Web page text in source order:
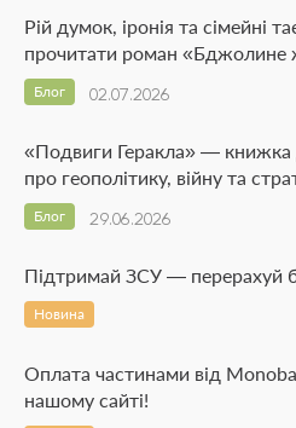
Рій думок, іронія та сімейні
прочитати роман
02.07.2026
Блог
«Подвиги Геракла» — книжка
про геополітику, війну та
29.06.2026
Блог
Підтримай ЗСУ — перерахуй
Новина
Оплата частинами від
нашому сайті!